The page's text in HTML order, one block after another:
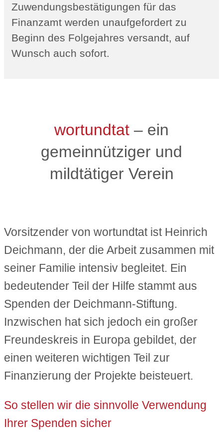
Zuwendungsbestätigungen für das
Finanzamt werden unaufgefordert zu
Beginn des Folgejahres versandt, auf
Wunsch auch sofort.
wortundtat – ein
gemeinnütziger und
mildtätiger Verein
Vorsitzender von wortundtat ist Heinrich
Deichmann, der die Arbeit zusammen mit
seiner Familie intensiv begleitet. Ein
bedeutender Teil der Hilfe stammt aus
Spenden der Deichmann-Stiftung.
Inzwischen hat sich jedoch ein großer
Freundeskreis in Europa gebildet, der
einen weiteren wichtigen Teil zur
Finanzierung der Projekte beisteuert.
So stellen wir die sinnvolle Verwendung
Ihrer Spenden sicher